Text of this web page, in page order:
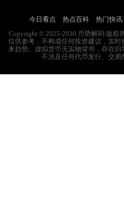
今日看点 热点百科 热门快讯
Copyright © 2025-2030 币势解码 版权
仅供参考，不构成任何投资建议，实
来趋势。虚拟货币无实物背书，存在归
不涉及任何代币发行、交易